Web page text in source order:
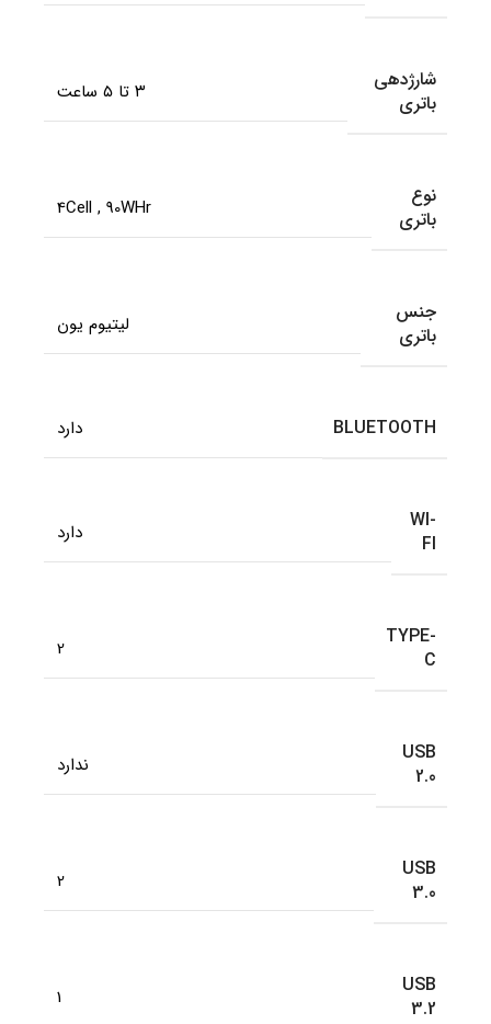
شارژدهی
باتری
۳ تا ۵ ساعت
نوع
باتری
4Cell , 90WHr
جنس
باتری
لیتیوم یون
BLUETOOTH دارد
WI-
FI
دارد
TYPE-
C
2
USB
2.0
ندارد
USB
3.0
2
USB
3.2
1